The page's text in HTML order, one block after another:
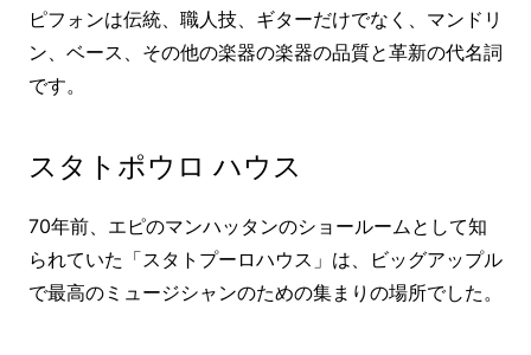
ピフォンは伝統、職人技、ギターだけでなく、マンドリ
ン、ベース、その他の楽器の楽器の品質と革新の代名詞
です。
スタトポウロ ハウス
70年前、エピのマンハッタンのショールームとして知
られていた「スタトプーロハウス」は、ビッグアップル
で最高のミュージシャンのための集まりの場所でした。